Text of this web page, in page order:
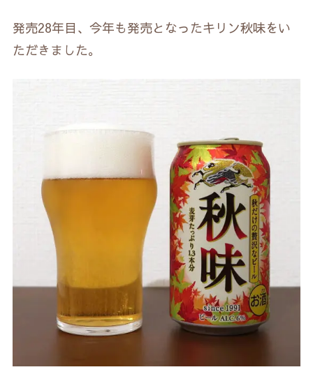
発売28年目、今年も発売となったキリン秋味をい
ただきました。